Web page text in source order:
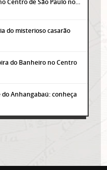
Centro de São Paulo no…
do misterioso casarão
do Banheiro no Centro
do Anhangabaú: conheça